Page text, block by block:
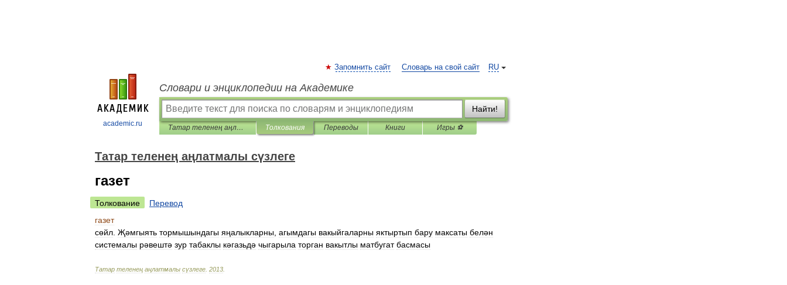
academic.ru
RU
Запомнить сайт Словарь на свой сайт
Словари и энциклопедии на Академике
Найти!
Татар теленең аңлатмалы сүзлеге Толкования Переводы Книги Игры ⚽
Татар теленең аңлатмалы сүзлеге
газет
Толкование
Перевод
газет
сөйл Җәмгыять тормышындагы яңалыкларны агымдагы вакыйгаларны яктыртып бару максаты белән
системалы рәвештә зур табаклы кәгазьдә чыгарыла торган вакытлы матбугат басмасы
Татар теленең аңлатмалы сүзлеге 2013